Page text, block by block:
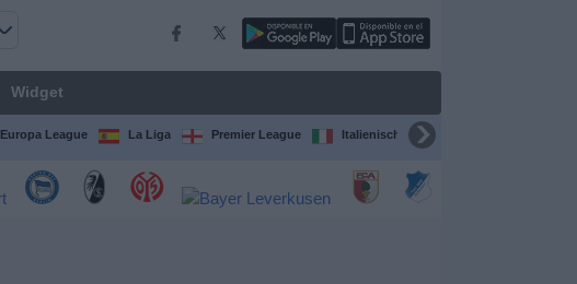
Widget
Europa League La Liga Premier League Italienische Serie A